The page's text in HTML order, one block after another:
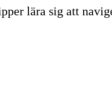
lära sig att